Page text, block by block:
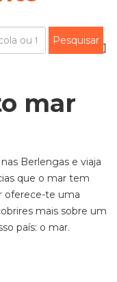
mar
Berlengas e viaja
que o mar tem
oferece-te uma
mais sobre um
país: o mar.